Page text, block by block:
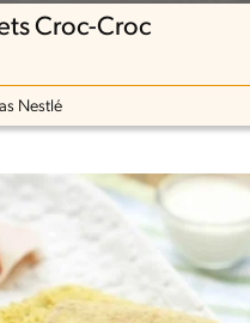
Croc-Croc
Nestlé